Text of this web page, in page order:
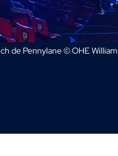
de Pennylane © OHE William